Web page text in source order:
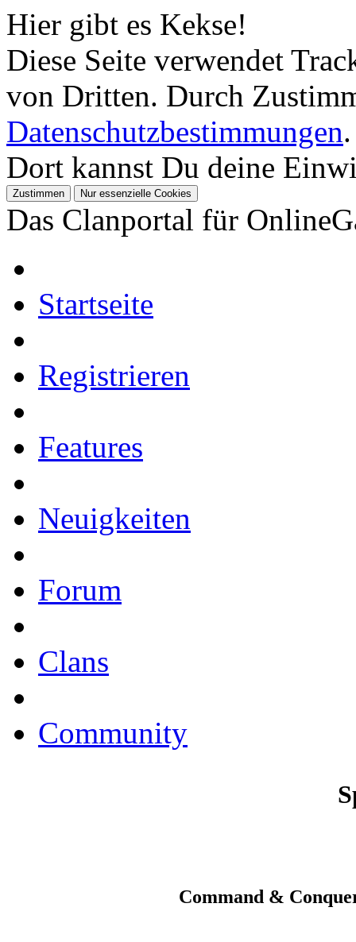
Hier gibt es Kekse!
Diese Seite verwendet
von Dritten. Durch
Datenschutzbestimmungen.
Dort kannst Du deine
Das Clanportal für
Startseite
Registrieren
Features
Neuigkeiten
Forum
Clans
Community
Command &